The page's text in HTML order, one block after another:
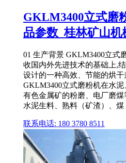
GKLM3400立式磨
品参数_桂林矿山机
01 生产背景 GKLM3400立式
收国内外先进技术的基础上,
设计的一种高效、节能的烘
GKLM3400立式磨粉机在水泥
有色金属矿的粉磨、电厂磨
水泥生料、熟料（矿渣）、煤
联系电话: 180 3780 8511